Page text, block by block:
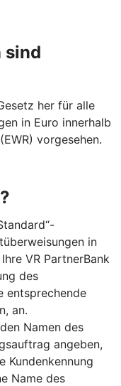
sind
her für alle
in Euro innerhalb
vorgesehen.
in
VR PartnerBank
des
entsprechende
an.
Namen des
angeben,
Kundenkennung
Name des